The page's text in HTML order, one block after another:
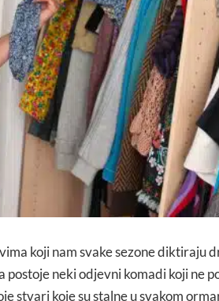
koji nam svake sezone diktiraju
postoje neki odjevni komadi koji ne
stvari koje su stalne u svakom